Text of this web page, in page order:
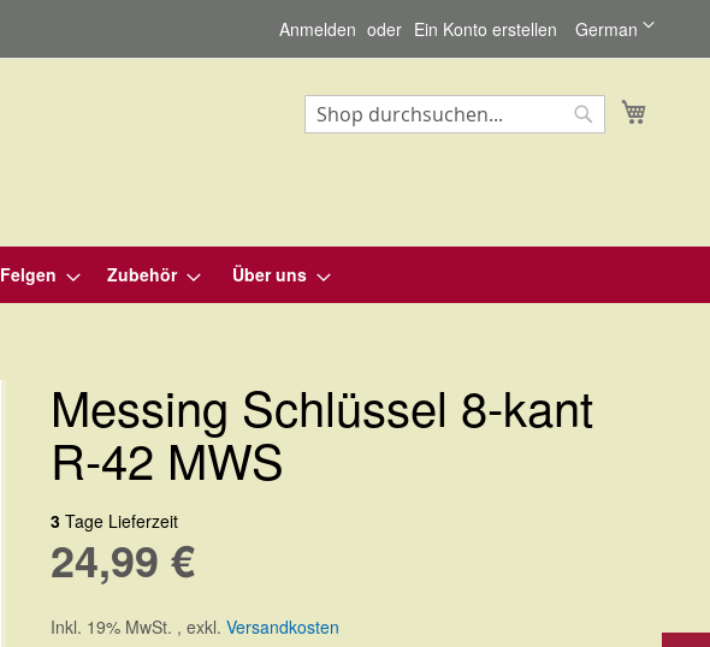
Sprache
German
Anmelden Ein Konto erstellen
Felgen Zubehör Über uns
Messing Schlüssel 8-kant
R-42 MWS
3 Tage Lieferzeit
24,99 €
Inkl. 19% MwSt. , exkl. Versandkosten